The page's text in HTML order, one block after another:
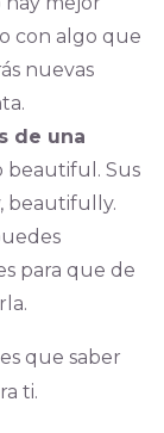
con algo que
nuevas
de una
beautiful. Sus
beautifully.
para que de
que saber
ti.